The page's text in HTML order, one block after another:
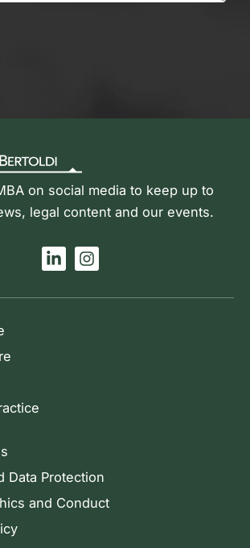
on social media to keep up to
legal content and our events.
L
i
k
I
n
t
Data Protection
and Conduct